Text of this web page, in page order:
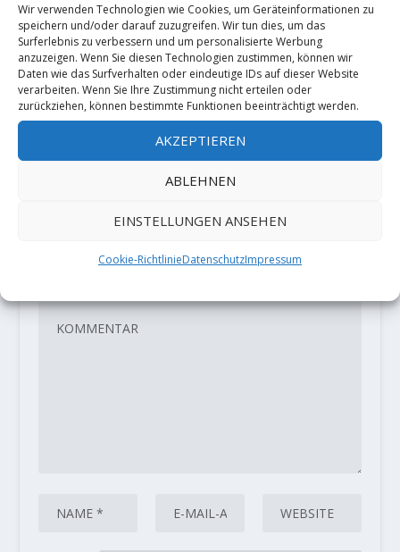
Wir verwenden Technologien wie Cookies, um Geräteinformationen zu
speichern und/oder darauf zuzugreifen. Wir tun dies, um das
Surferlebnis zu verbessern und um personalisierte Werbung
anzuzeigen. Wenn Sie diesen Technologien zustimmen, können wir
Daten wie das Surfverhalten oder eindeutige IDs auf dieser Website
verarbeiten. Wenn Sie Ihre Zustimmung nicht erteilen oder
zurückziehen, können bestimmte Funktionen beeinträchtigt werden.
AKZEPTIEREN
ABLEHNEN
EINSTELLUNGEN ANSEHEN
Cookie-RichtlinieDatenschutzImpressum
Christof Rauch meldet eine
Begehung von „Kryptos“ (8C) in
der Basler Jura
1. April 2019
veröffentlicht.Erforderliche Felder